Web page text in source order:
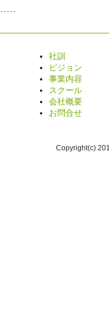
社訓
ビジョン
事業内容
スクール
会社概要
お問合せ
Copyright(c)